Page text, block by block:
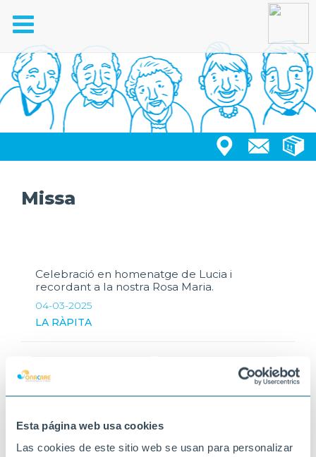
Esta página web usa cookies
Las cookies de este sitio web se usan para personalizar
Toggle
navigation
Missa
Celebració en homenatge de Lucia i
recordant a la nostra Rosa Maria.
04-03-2025
LA RÀPITA